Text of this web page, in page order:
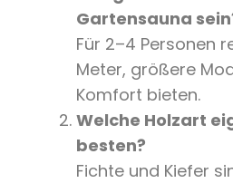
Gartensauna
Für 2–4 Personen
Meter, größere
Komfort bieten.
Welche Holzart
besten?
Fichte und Kiefer